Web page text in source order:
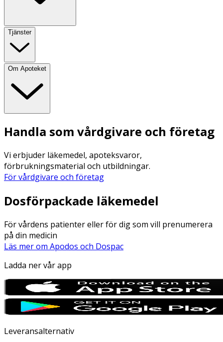
Tjänster
Om Apoteket
Handla som vårdgivare och företag
Vi erbjuder läkemedel, apoteksvaror,
förbrukningsmaterial och utbildningar.
För vårdgivare och företag
Dosförpackade läkemedel
För vårdens patienter eller för dig som vill prenumerera
på din medicin
Läs mer om Apodos och Dospac
Ladda ner vår app
Leveransalternativ